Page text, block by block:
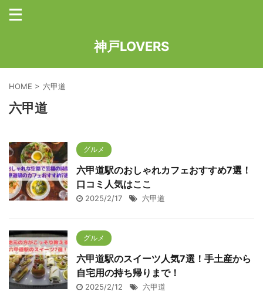
神戸LOVERS
HOME > 六甲道
六甲道
グルメ
六甲道駅のおしゃれカフェおすすめ7選！
口コミ人気はここ
2025/2/17 六甲道
グルメ
六甲道駅のスイーツ人気7選！手土産から
自宅用の持ち帰りまで！
2025/2/12 六甲道